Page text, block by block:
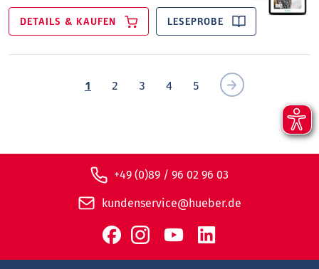
DETAILS & KAUFEN LESEPROBE
1 2 3 4 5
+49 (0)89 / 96 02 96 03
kundenservice@hueber.de